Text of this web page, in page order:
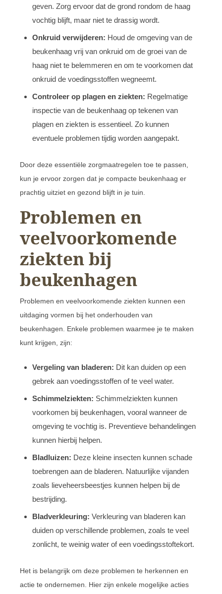
geven. Zorg ervoor dat de grond rondom de haag
vochtig blijft, maar niet te drassig wordt.
Onkruid verwijderen: Houd de omgeving van de
beukenhaag vrij van onkruid om de groei van de
haag niet te belemmeren en om te voorkomen dat
onkruid de voedingsstoffen wegneemt.
Controleer op plagen en ziekten: Regelmatige
inspectie van de beukenhaag op tekenen van
plagen en ziekten is essentieel. Zo kunnen
eventuele problemen tijdig worden aangepakt.
Door deze essentiële zorgmaatregelen toe te passen,
kun je ervoor zorgen dat je compacte beukenhaag er
prachtig uitziet en gezond blijft in je tuin.
Problemen en
veelvoorkomende
ziekten bij
beukenhagen
Problemen en veelvoorkomende ziekten kunnen een
uitdaging vormen bij het onderhouden van
beukenhagen. Enkele problemen waarmee je te maken
kunt krijgen, zijn:
Vergeling van bladeren: Dit kan duiden op een
gebrek aan voedingsstoffen of te veel water.
Schimmelziekten: Schimmelziekten kunnen
voorkomen bij beukenhagen, vooral wanneer de
omgeving te vochtig is. Preventieve behandelingen
kunnen hierbij helpen.
Bladluizen: Deze kleine insecten kunnen schade
toebrengen aan de bladeren. Natuurlijke vijanden
zoals lieveheersbeestjes kunnen helpen bij de
bestrijding.
Bladverkleuring: Verkleuring van bladeren kan
duiden op verschillende problemen, zoals te veel
zonlicht, te weinig water of een voedingsstoftekort.
Het is belangrijk om deze problemen te herkennen en
actie te ondernemen. Hier zijn enkele mogelijke acties